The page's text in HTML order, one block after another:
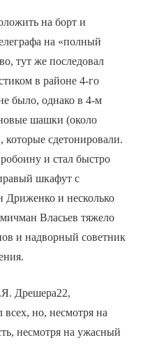
на борт и
на «полный
тут же последовал
в районе 4-го
было, однако в 4-м
шашки (около
сдетонировали.
и стал быстро
шкафут с
и несколько
Власьев тяжело
и надворный советник
Дрешера22,
но, несмотря на
несмотря на ужасный